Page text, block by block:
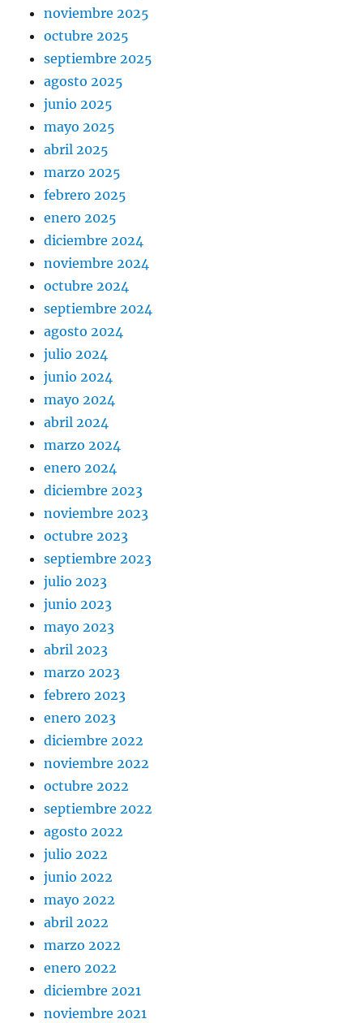
noviembre 2025
octubre 2025
septiembre 2025
agosto 2025
junio 2025
mayo 2025
abril 2025
marzo 2025
febrero 2025
enero 2025
diciembre 2024
noviembre 2024
octubre 2024
septiembre 2024
agosto 2024
julio 2024
junio 2024
mayo 2024
abril 2024
marzo 2024
enero 2024
diciembre 2023
noviembre 2023
octubre 2023
septiembre 2023
julio 2023
junio 2023
mayo 2023
abril 2023
marzo 2023
febrero 2023
enero 2023
diciembre 2022
noviembre 2022
octubre 2022
septiembre 2022
agosto 2022
julio 2022
junio 2022
mayo 2022
abril 2022
marzo 2022
enero 2022
diciembre 2021
noviembre 2021